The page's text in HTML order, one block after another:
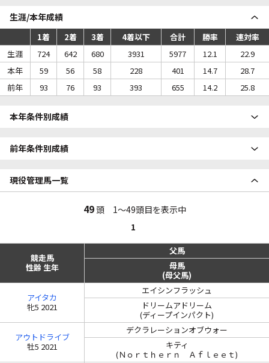
生涯/本年成績
1着 2着 3着 4着以下 合計 勝率
連対率
生涯
724 642 680 3931 5977 12.1
22.9
本年
59 56 58 228 401 14.7
28.7
前年
93 76 93 393 655 14.2 25.8
本年条件別成績
前年条件別成績
現役管理馬一覧
49頭 1～49頭目を表示中
1
競走馬
性齢 生年
父馬
母馬
(母父馬)
アイタカ
牝5 2021
エイシンフラッシュ
ドリームアドリーム
(ディープインパクト)
アウトドライブ
牡5 2021
デクラレーションオブウォー
キティ
(Ｎｏｒｔｈｅｒｎ Ａｆｌｅｅｔ)